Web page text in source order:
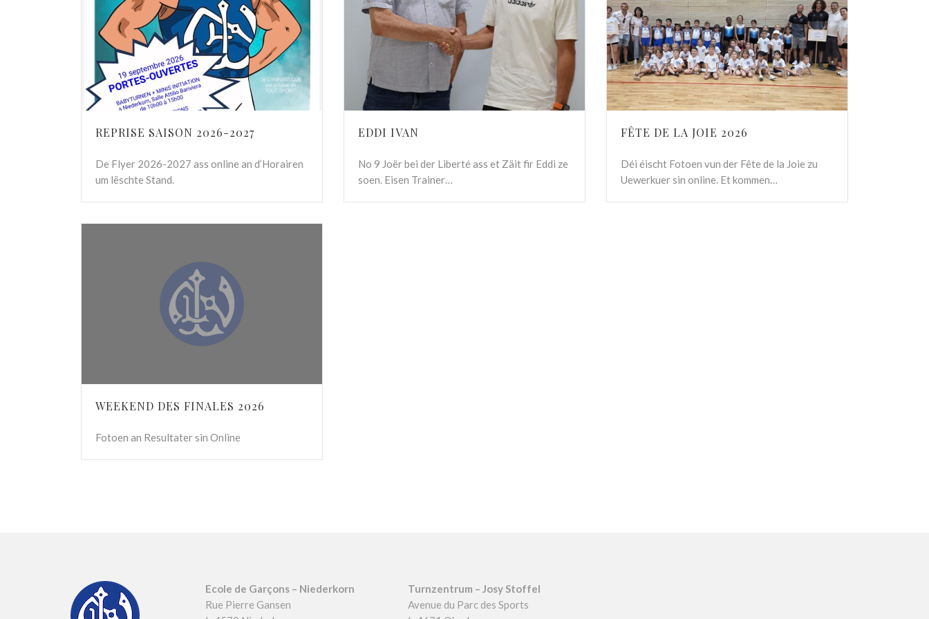
REPRISE SAISON 2026-2027
De Flyer 2026-2027 ass online an d’Horairen
um lëschte Stand.
EDDI IVAN
No 9 Joër bei der Liberté ass et Zäit fir Eddi ze
soen. Eisen Trainer…
FÊTE DE LA JOIE 2026
Déi éischt Fotoen vun der Fête de la Joie zu
Uewerkuer sin online. Et kommen…
WEEKEND DES FINALES 2026
Fotoen an Resultater sin Online
Ecole de Garçons – Niederkorn
Rue Pierre Gansen
Turnzentrum – Josy Stoffel
Avenue du Parc des Sports